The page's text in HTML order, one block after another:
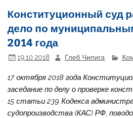
Конституционный суд
дело по
2014 года
19.10.2018 Глеб Чипига
17 октября 2018 года
заседание по делу о проверке
15 статьи 239 Кодекса
судопроизводства (КАС) РФ,